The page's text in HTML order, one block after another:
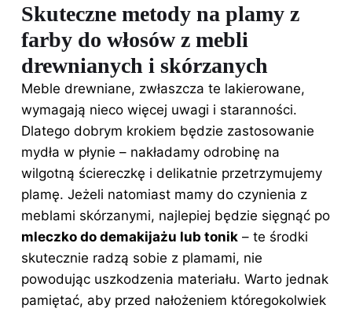
Skuteczne metody na plamy z
farby do włosów z mebli
drewnianych i skórzanych
Meble drewniane, zwłaszcza te lakierowane,
wymagają nieco więcej uwagi i staranności.
Dlatego dobrym krokiem będzie zastosowanie
mydła w płynie – nakładamy odrobinę na
wilgotną ściereczkę i delikatnie przetrzymujemy
plamę. Jeżeli natomiast mamy do czynienia z
meblami skórzanymi, najlepiej będzie sięgnąć po
mleczko do demakijażu lub tonik – te środki
skutecznie radzą sobie z plamami, nie
powodując uszkodzenia materiału. Warto jednak
pamiętać, aby przed nałożeniem któregokolwiek